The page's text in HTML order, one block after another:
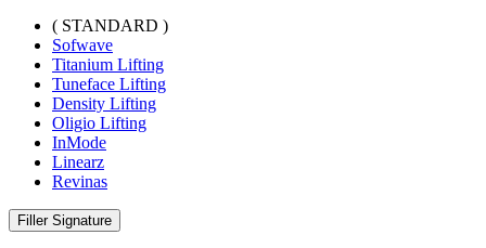
( STANDARD )
Sofwave
Titanium Lifting
Tuneface Lifting
Density Lifting
Oligio Lifting
InMode
Linearz
Revinas
Filler Signature